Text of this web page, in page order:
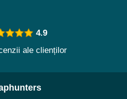
4.9
ale clienților